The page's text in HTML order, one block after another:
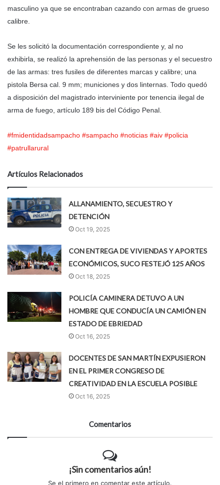
masculino ya que se encontraban cazando con armas de grueso
calibre.
Se les solicitó la documentación correspondiente y, al no
exhibirla, se realizó la aprehensión de las personas y el secuestro
de las armas: tres fusiles de diferentes marcas y calibre; una
pistola Bersa cal. 9 mm; municiones y dos linternas. Todo quedó
a disposición del magistrado interviniente por tenencia ilegal de
arma de fuego, artículo 189 bis del Código Penal.
#fmidentidadsampacho #sampacho #noticias #aiv #policia
#patrullarural
Artículos Relacionados
ALLANAMIENTO, SECUESTRO Y
DETENCIÓN
Oct 19, 2025
CON ENTREGA DE VIVIENDAS Y APORTES
ECONÓMICOS, SUCO FESTEJÓ 125 AÑOS
Oct 18, 2025
POLICÍA CAMINERA DETUVO A UN
HOMBRE QUE CONDUCÍA UN CAMIÓN EN
ESTADO DE EBRIEDAD
Oct 16, 2025
DOCENTES DE SAN MARTÍN EXPUSIERON
EN EL PRIMER CONGRESO DE
CREATIVIDAD EN LA ESCUELA POSIBLE
Oct 16, 2025
Comentarios
¡Sin comentarios aún!
Se el primero en comentar este artículo.